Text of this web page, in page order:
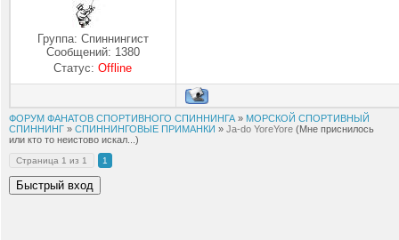
Группа: Спиннингист
Сообщений: 1380
Статус:Offline
ФОРУМ ФАНАТОВ СПОРТИВНОГО СПИННИНГА » МОРСКОЙ СПОРТИВНЫЙ
СПИННИНГ » СПИННИНГОВЫЕ ПРИМАНКИ » Ja-do YoreYore (Мне приснилось
или кто то неистово искал...)
Страница 1 из 1 1